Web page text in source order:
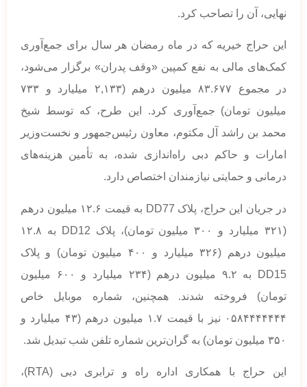
نهایی، آن را تصاحب کرد.
این حراج خیریه که در ماه رمضان هر سال برای جمع‌آوری
کمک‌های مالی به نفع کمپین «وقف پدران» برگزار می‌شود،
در مجموع ۸۳.۶۷۷ میلیون درهم (۲,۱۳۳ میلیارد و ۷۳۳
میلیون تومان) جمع‌آوری کرد. این طرح، که توسط شیخ
محمد بن راشد آل مکتوم، معاون رئیس‌جمهور و نخست‌وزیر
امارات و حاکم دبی راه‌اندازی شده، به تأمین هزینه‌های
درمانی و حمایتی نیازمندان اختصاص دارد.
در جریان این حراج، پلاک DD77 به قیمت ۱۲.۶ میلیون درهم
(۳۲۱ میلیارد و ۳۰۰ میلیون تومان)، پلاک DD12 به ۱۲.۸
میلیون درهم (۳۲۶ میلیارد و ۴۰۰ میلیون تومان) و پلاک
DD15 به ۹.۲ میلیون درهم (۲۳۴ میلیارد و ۶۰۰ میلیون
تومان) فروخته شدند. همچنین، شماره موبایل خاص
۰۵۸۴۴۴۴۴۴۴ نیز با قیمت ۱.۷ میلیون درهم (۴۳ میلیارد و
۳۵۰ میلیون تومان) به گران‌ترین شماره تلفن شب تبدیل شد.
این حراج با همکاری اداره راه و ترابری دبی (RTA)،